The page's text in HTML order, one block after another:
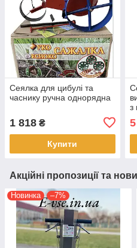
Сеялка для цибулі та
часнику ручна однорядна
1 818 ₴
Купити
з
Акційні пропозиції та
Новинка –7%